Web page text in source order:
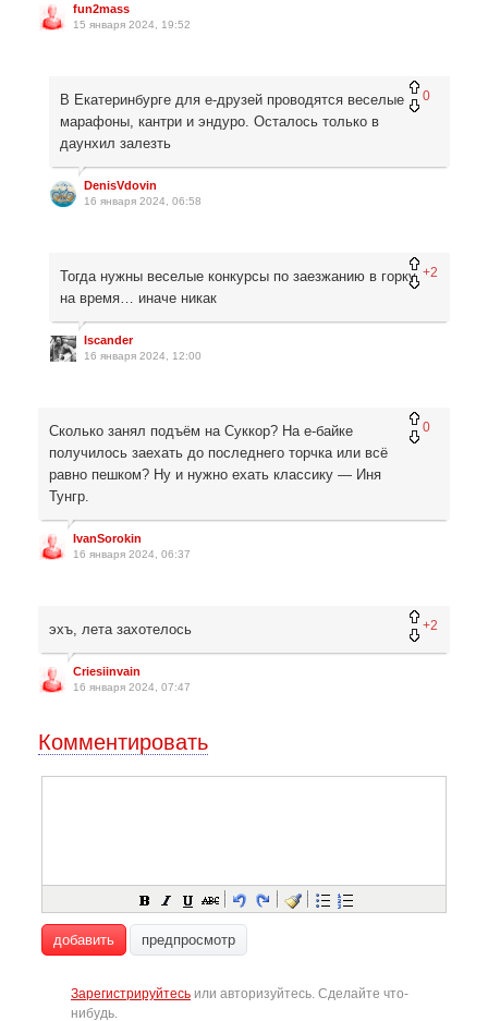
fun2mass
15 января 2024, 19:52
0
В Екатеринбурге для е-друзей проводятся веселые
марафоны, кантри и эндуро. Осталось только в
даунхил залезть
DenisVdovin
16 января 2024, 06:58
+2
Тогда нужны веселые конкурсы по заезжанию в горку
на время… иначе никак
Iscander
16 января 2024, 12:00
0
Сколько занял подъём на Суккор? На е-байке
получилось заехать до последнего торчка или всё
равно пешком? Ну и нужно ехать классику — Иня
Тунгр.
IvanSorokin
16 января 2024, 06:37
+2
эхъ, лета захотелось
Criesiinvain
16 января 2024, 07:47
Комментировать
добавить предпросмотр
Зарегистрируйтесь или авторизуйтесь. Сделайте что-
нибудь.